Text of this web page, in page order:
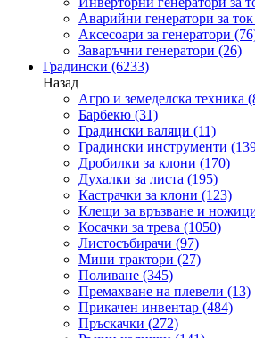
Аварийни генератори за ток
Аксесоари за генератори
Заваръчни генератори (26)
Градински (6233)
Назад
Агро и земеделска техника
Барбекю (31)
Градински валяци (11)
Градински инструменти
Дробилки за клони (170)
Духалки за листа (195)
Кастрачки за клони (123)
Клещи за връзване и
Косачки за трева (1050)
Листосъбирачи (97)
Мини трактори (27)
Поливане (345)
Премахване на плевели (13)
Прикачен инвентар (484)
Пръскачки (272)